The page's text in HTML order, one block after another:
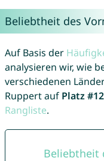
Beliebtheit des
Auf Basis der
analysieren wir, wie
verschiedenen
Ruppert auf Platz
Rangliste.